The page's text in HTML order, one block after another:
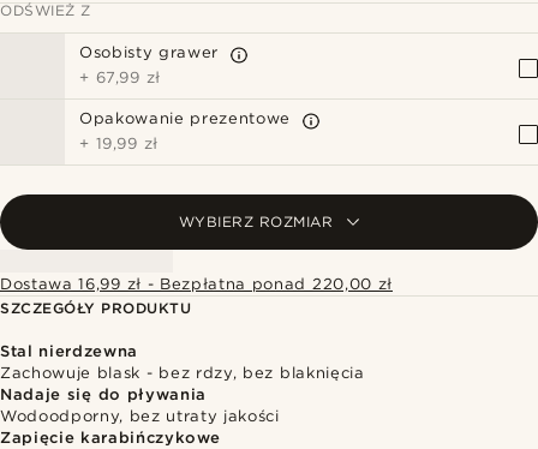
ODŚWIEŻ Z
Osobisty grawer
+ 67,99 zł
Opakowanie prezentowe
+ 19,99 zł
WYBIERZ ROZMIAR
Dostawa 16,99 zł - Bezpłatna ponad 220,00 zł
SZCZEGÓŁY PRODUKTU
Stal nierdzewna
Zachowuje blask - bez rdzy, bez blaknięcia
Nadaje się do pływania
Wodoodporny, bez utraty jakości
Zapięcie karabińczykowe